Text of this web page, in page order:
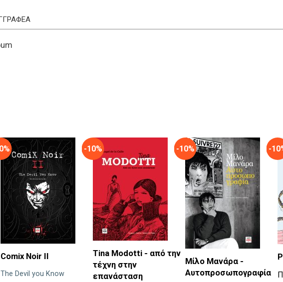
Comix Noir II
The Devil you Know
-10%
Tina Modotti - από την
τέχνη στην
επανάσταση
-10%
Μίλο Μανάρα -
Αυτοπροσωπογραφία
-